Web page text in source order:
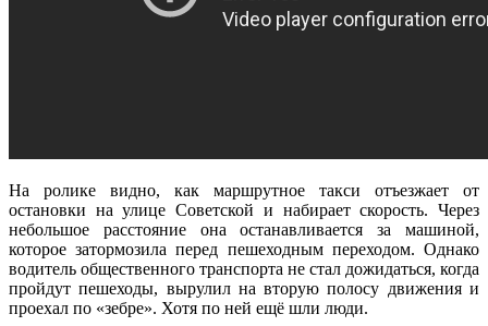
На ролике видно, как маршрутное такси отъезжает от
остановки на улице Советской и набирает скорость. Через
небольшое расстояние она останавливается за машиной,
которое затормозила перед пешеходным переходом. Однако
водитель общественного транспорта не стал дожидаться, когда
пройдут пешеходы, вырулил на вторую полосу движения и
проехал по «зебре». Хотя по ней ещё шли люди.